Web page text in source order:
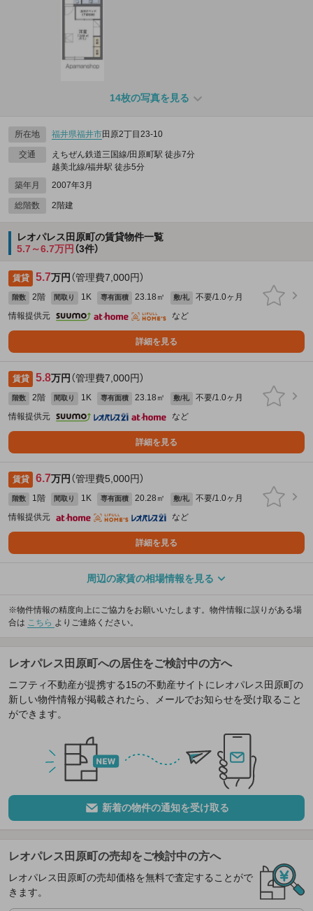
14枚の写真を見る
所在地 福井県福井市田原2丁目23-10
交通
えちぜん鉄道三国線/田原町駅 徒歩7分
越美北線/福井駅 徒歩5分
築年月
2007年3月
総階数 2階建
レオパレス田原町の賃貸物件一覧
5.7～6.7万円 （3件）
賃貸 5.7万円 （管理費7,000円）
階数 2階 間取り 1K 専有面積 23.18㎡ 敷/礼
不要/1.0ヶ月
情報提供元
など
詳細を見る
賃貸 5.8万円 （管理費7,000円）
階数 2階 間取り 1K 専有面積 23.18㎡ 敷/礼
不要/1.0ヶ月
情報提供元
など
詳細を見る
賃貸 6.7万円 （管理費5,000円）
階数 1階 間取り 1K 専有面積 20.28㎡ 敷/礼
不要/1.0ヶ月
情報提供元
など
詳細を見る
周辺の家賃の相場情報を見る
※物件情報の精度向上にご協力をお願いいたします。物件情報に誤りがある場
合は こちら よりご連絡ください。
レオパレス田原町への居住をご検討中の方へ
ニフティ不動産が提携する15の不動産サイトにレオパレス田原町の
新しい物件情報が掲載されたら、メールでお知らせを受け取ること
ができます。
新着の物件の通知を受け取る
レオパレス田原町の売却をご検討中の方へ
レオパレス田原町の売却価格を無料で査定することがで
きます。